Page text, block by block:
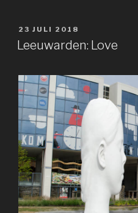
GEPLAATST
OP
23 JULI 2018
Leeuwarden: Love